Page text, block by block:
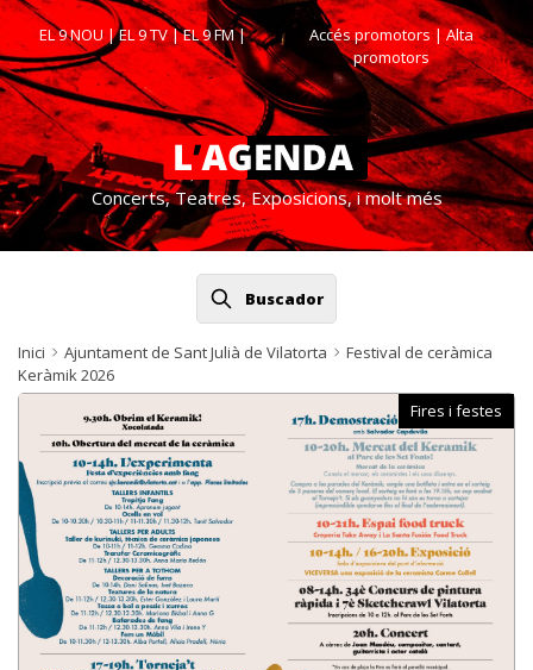
EL 9 NOU|EL 9 TV|EL 9 FM| Accés promotors| Alta
promotors
Concerts, Teatres, Exposicions, i molt més
Buscador
Inici Ajuntament de Sant Julià de Vilatorta
Festival de ceràmica
Keràmik 2026
Fires i festes